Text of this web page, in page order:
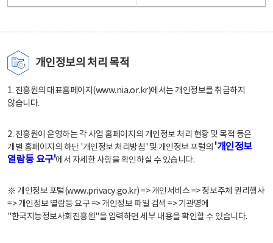
개인정보의 처리 목적
1. 진흥원의 대표홈페이지(www.nia.or.kr)에서는 개인정보를 취급하지
않습니다.
2. 진흥원이 운영하는 각 사업 홈페이지의 개인정보 처리 현황 및 목적 등은
개별 홈페이지의 하단 '개인정보 처리방침' 및 개인정보 포털의 '개인정보
열람등 요구'에서 자세한 사항을 확인하실 수 있습니다.
※ 개인정보 포털(www.privacy.go.kr) => 개인서비스 => 정보주체 권리행사
=> 개인정보 열람등 요구 => 개인정보 파일 검색 => 기관명에
"한국지능정보사회진흥원"을 입력하면 세부 내용을 확인할 수 있습니다.